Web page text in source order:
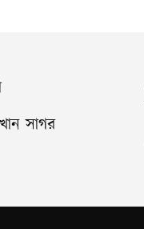
সাগর